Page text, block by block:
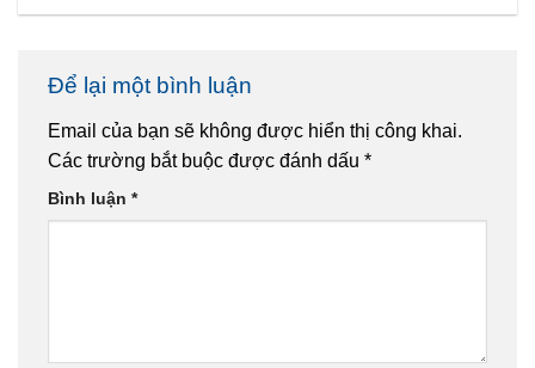
Để lại một bình luận
Email của bạn sẽ không được hiển thị công khai.
Các trường bắt buộc được đánh dấu *
Bình luận *